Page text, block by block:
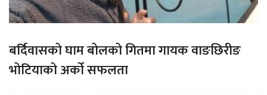
बर्दिवासको घाम बोलको गितमा गायक वाङछिरीङ
भोटियाको अर्को सफलता